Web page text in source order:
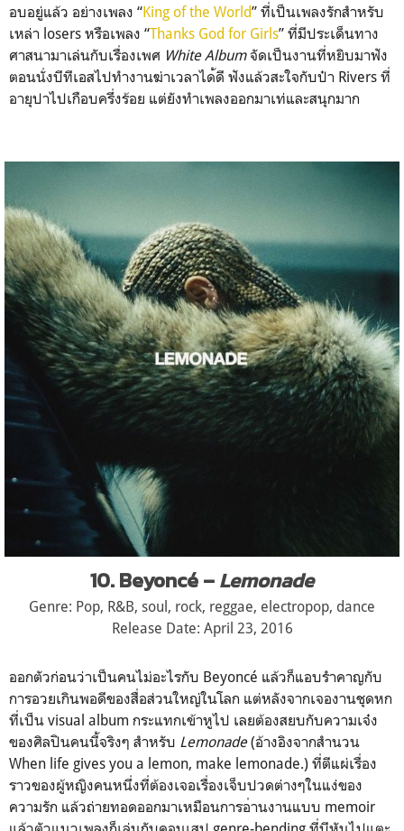
อบอยู่แล้ว อย่างเพลง “King of the World” ที่เป็นเพลงรักสำหรับ
เหล่า losers หรือเพลง “Thanks God for Girls” ที่มีประเด็นทาง
ศาสนามาเล่นกับเรื่องเพศ White Albumจัดเป็นงานที่หยิบมาฟัง
ตอนนั่งบีทีเอสไปทำงานฆ่าเวลาได้ดี ฟังแล้วสะใจกับป๋า Rivers ที่
อายุปาไปเกือบครึ่งร้อย แต่ยังทำเพลงออกมาเท่และสนุกมาก
10. Beyoncé –Lemonade
Genre: Pop, R&B, soul, rock, reggae, electropop, dance
Release Date: April 23, 2016
ออกตัวก่อนว่าเป็นคนไม่อะไรกับ Beyoncé แล้วก็แอบรำคาญกับ
การอวยเกินพอดีของสื่อส่วนใหญ่ในโลก แต่หลังจากเจองานชุดหก
ที่เป็น visual album กระแทกเข้าหูไป เลยต้องสยบกับความเจ๋ง
ของศิลปินคนนี้จริงๆ สำหรับ Lemonade(อ้างอิงจากสำนวน
When life gives you a lemon, make lemonade.) ที่ตีแผ่เรื่อง
ราวของผู้หญิงคนหนึ่งที่ต้องเจอเรื่องเจ็บปวดต่างๆในแง่ของ
ความรัก แล้วถ่ายทอดออกมาเหมือนการอ่านงานแบบ memoir